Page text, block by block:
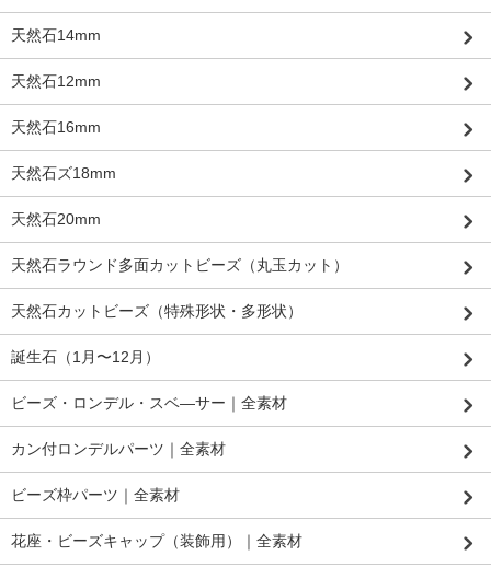
天然石14mm
天然石12mm
天然石16mm
天然石ズ18mm
天然石20mm
天然石ラウンド多面カットビーズ（丸玉カット）
天然石カットビーズ（特殊形状・多形状）
誕生石（1月〜12月）
ビーズ・ロンデル・スベ―サー｜全素材
カン付ロンデルパーツ｜全素材
ビーズ枠パーツ｜全素材
花座・ビーズキャップ（装飾用）｜全素材